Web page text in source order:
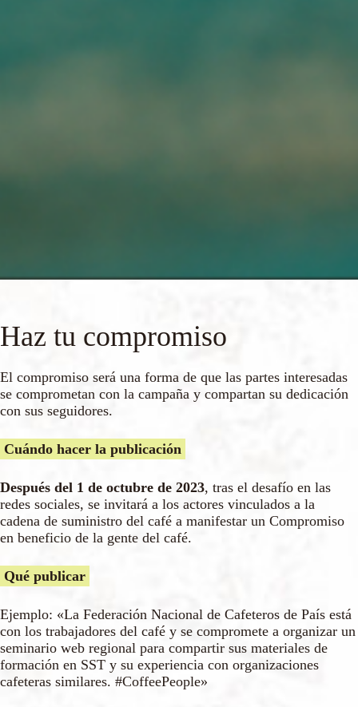
Haz tu compromiso
El compromiso será una forma de que las partes interesadas
se comprometan con la campaña y compartan su dedicación
con sus seguidores.
Cuándo hacer la publicación
Después del 1 de octubre de 2023, tras el desafío en las
redes sociales, se invitará a los actores vinculados a la
cadena de suministro del café a manifestar un Compromiso
en beneficio de la gente del café.
Qué publicar
Ejemplo: «La Federación Nacional de Cafeteros de País está
con los trabajadores del café y se compromete a organizar un
seminario web regional para compartir sus materiales de
formación en SST y su experiencia con organizaciones
cafeteras similares. #CoffeePeople»